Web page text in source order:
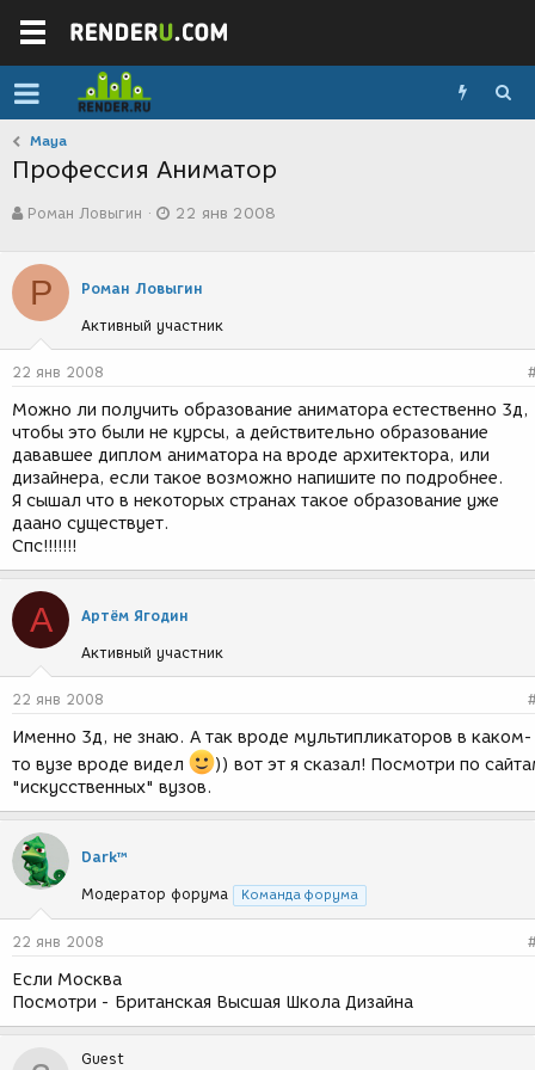
Maya
Профессия Аниматор
в
о
р
т
е
м
ы
Роман Ловыгин
а
с
з
д
и
я
22 янв 2008
Р Роман Ловыгин
Активный участник
22 янв 2008
Можно ли получить образование аниматора естественно 3д,
чтобы это были не курсы, а действительно образование
дававшее диплом аниматора на вроде архитектора, или
дизайнера, если такое возможно напишите по подробнее.
Я сышал что в некоторых странах такое образование уже
даано существует.
Спс!!!!!!!
А Артём Ягодин
Активный участник
22 янв 2008
Именно 3д, не знаю. А так вроде мультипликаторов в каком-
то вузе вроде видел
)) вот эт я сказал! Посмотри по
"искусственных" вузов.
Dark™
Модератор форума Команда форума
22 янв 2008
Если Москва
Посмотри - Британская Высшая Школа Дизайна
Guest